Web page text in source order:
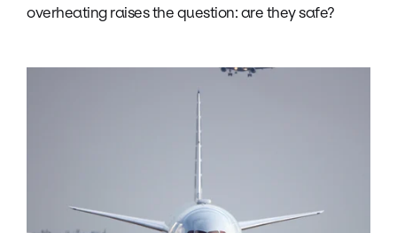
overheating raises the question: are they safe?